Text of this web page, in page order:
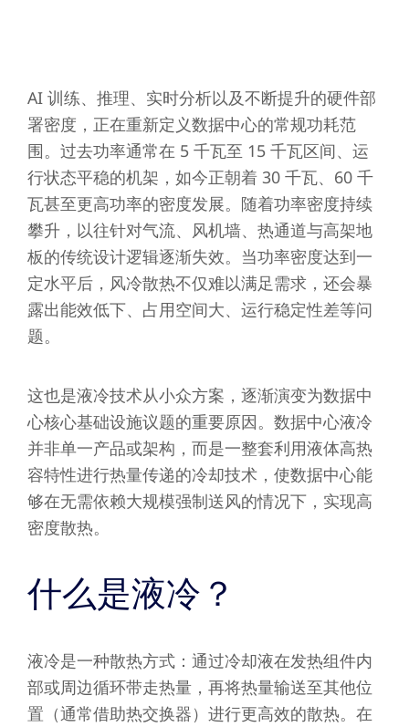
AI 训练、推理、实时分析以及不断提升的硬件部
署密度，正在重新定义数据中心的常规功耗范
围。过去功率通常在 5 千瓦至 15 千瓦区间、运
行状态平稳的机架，如今正朝着 30 千瓦、60 千
瓦甚至更高功率的密度发展。随着功率密度持续
攀升，以往针对气流、风机墙、热通道与高架地
板的传统设计逻辑逐渐失效。当功率密度达到一
定水平后，风冷散热不仅难以满足需求，还会暴
露出能效低下、占用空间大、运行稳定性差等问
题。
这也是液冷技术从小众方案，逐渐演变为数据中
心核心基础设施议题的重要原因。数据中心液冷
并非单一产品或架构，而是一整套利用液体高热
容特性进行热量传递的冷却技术，使数据中心能
够在无需依赖大规模强制送风的情况下，实现高
密度散热。
什么是液冷？
液冷是一种散热方式：通过冷却液在发热组件内
部或周边循环带走热量，再将热量输送至其他位
置（通常借助热交换器）进行更高效的散热。在